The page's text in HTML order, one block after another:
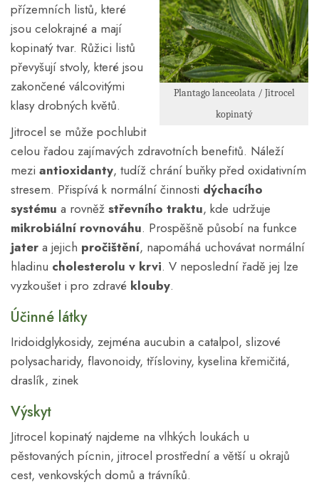
Plantago lanceolata / Jitrocel
kopinatý
přízemních listů, které
jsou celokrajné a mají
kopinatý tvar. Růžici listů
převyšují stvoly, které jsou
zakončené válcovitými
klasy drobných květů.
Jitrocel se může pochlubit
celou řadou zajímavých zdravotních benefitů. Náleží
mezi antioxidanty, tudíž chrání buňky před oxidativním
stresem. Přispívá k normální činnosti dýchacího
systému a rovněž střevního traktu, kde udržuje
mikrobiální rovnováhu. Prospěšně působí na funkce
jater a jejich pročištění, napomáhá uchovávat normální
hladinu cholesterolu v krvi. V neposlední řadě jej lze
vyzkoušet i pro zdravé klouby.
Účinné látky
Iridoidglykosidy, zejména aucubin a catalpol, slizové
polysacharidy, flavonoidy, třísloviny, kyselina křemičitá,
draslík, zinek
Výskyt
Jitrocel kopinatý najdeme na vlhkých loukách u
pěstovaných pícnin, jitrocel prostřední a větší u okrajů
cest, venkovských domů a trávníků.